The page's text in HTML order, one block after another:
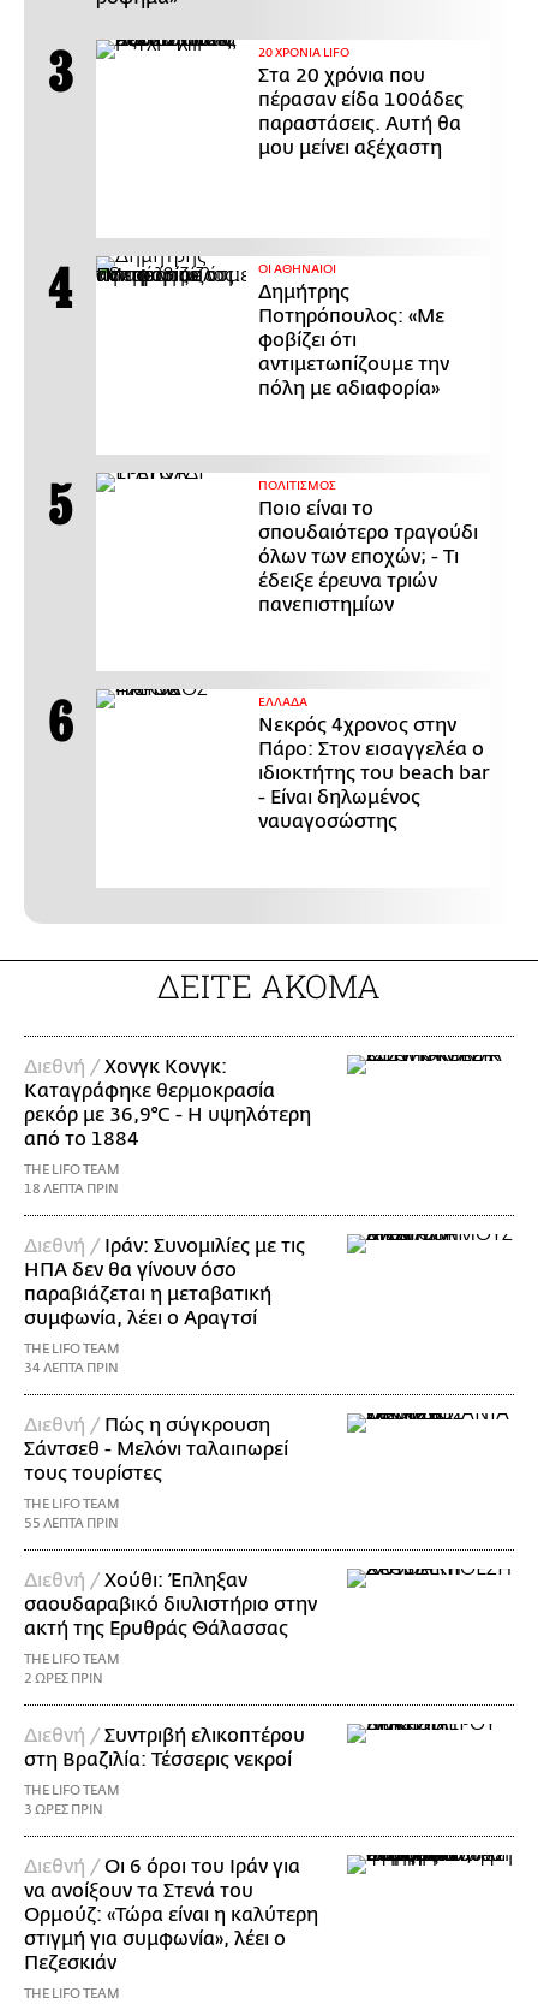
20 ΧΡΟΝΙΑ LIFO
Στα 20 χρόνια που
πέρασαν είδα 100άδες
παραστάσεις. Αυτή θα
μου μείνει αξέχαστη
ΟΙ ΑΘΗΝΑΙΟΙ
Δημήτρης
Ποτηρόπουλος: «Με
φοβίζει ότι
αντιμετωπίζουμε την
πόλη με αδιαφορία»
ΠΟΛΙΤΙΣΜΟΣ
Ποιο είναι το
σπουδαιότερο τραγούδι
όλων των εποχών; - Τι
έδειξε έρευνα τριών
πανεπιστημίων
ΕΛΛΑΔΑ
Νεκρός 4χρονος στην
Πάρο: Στον εισαγγελέα ο
ιδιοκτήτης του beach bar
- Είναι δηλωμένος
ναυαγοσώστης
ΔΕΙΤΕ ΑΚΟΜΑ
Διεθνή / Χονγκ Κονγκ:
Καταγράφηκε θερμοκρασία
ρεκόρ με 36,9°C - Η υψηλότερη
από το 1884
THE LIFO TEAM
18 ΛΕΠΤΑ ΠΡΙΝ
Διεθνή / Ιράν: Συνομιλίες με τις
ΗΠΑ δεν θα γίνουν όσο
παραβιάζεται η μεταβατική
συμφωνία, λέει ο Αραγτσί
THE LIFO TEAM
34 ΛΕΠΤΑ ΠΡΙΝ
Διεθνή / Πώς η σύγκρουση
Σάντσεθ - Μελόνι ταλαιπωρεί
τους τουρίστες
THE LIFO TEAM
55 ΛΕΠΤΑ ΠΡΙΝ
Διεθνή / Χούθι: Έπληξαν
σαουδαραβικό διυλιστήριο στην
ακτή της Ερυθράς Θάλασσας
THE LIFO TEAM
2 ΩΡΕΣ ΠΡΙΝ
Διεθνή / Συντριβή ελικοπτέρου
στη Βραζιλία: Τέσσερις νεκροί
THE LIFO TEAM
3 ΩΡΕΣ ΠΡΙΝ
Διεθνή / Οι 6 όροι του Ιράν για
να ανοίξουν τα Στενά του
Ορμούζ: «Τώρα είναι η καλύτερη
στιγμή για συμφωνία», λέει ο
Πεζεσκιάν
THE LIFO TEAM